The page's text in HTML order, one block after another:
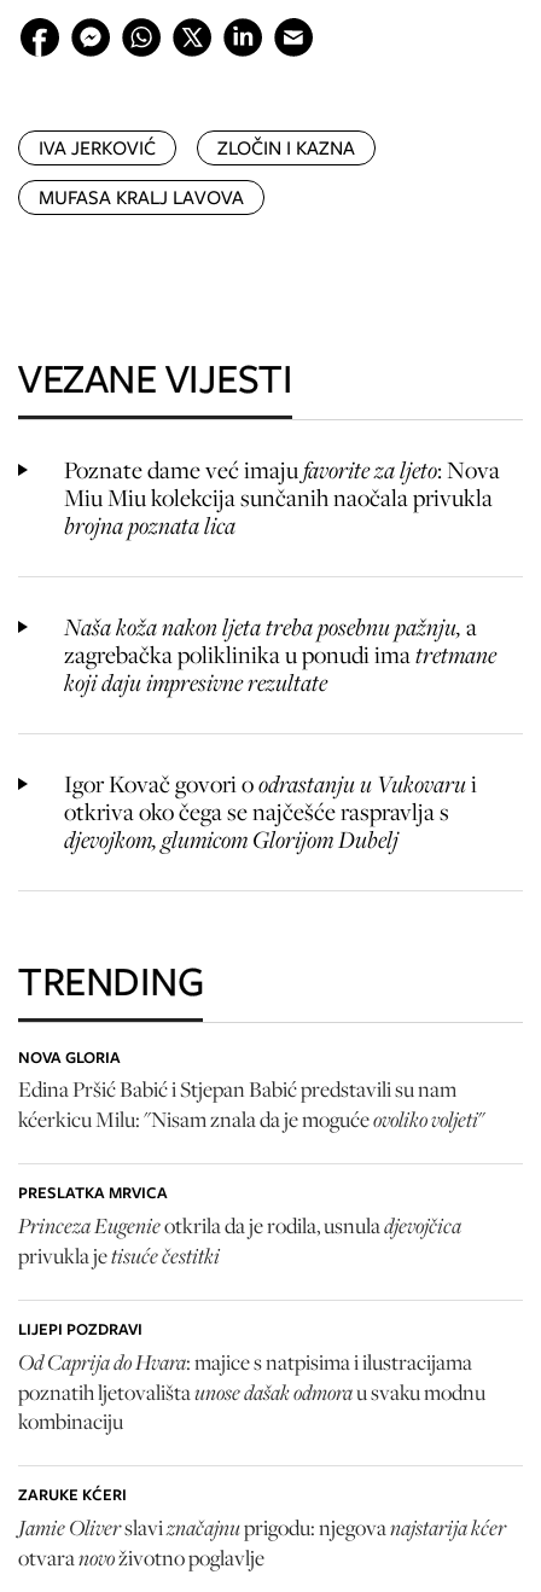
IVA JERKOVIĆ
ZLOČIN I KAZNA
MUFASA KRALJ LAVOVA
VEZANE VIJESTI
Poznate dame već imajufavorite za ljeto: Nova
Miu Miu kolekcija sunčanih naočala privukla
brojna poznata lica
Naša koža nakon ljeta treba posebnu pažnju,a
zagrebačka poliklinika u ponudi imatretmane
koji daju impresivne rezultate
Igor Kovač govori oodrastanju u Vukovarui
otkriva oko čega se najčešće raspravlja s
djevojkom, glumicom Glorijom Dubelj
TRENDING
NOVA GLORIA
Edina Pršić Babić i Stjepan Babić predstavili su nam
kćerkicu Milu: "Nisam znala da je mogućeovoliko voljeti"
PRESLATKA MRVICA
Princeza Eugenieotkrila da je rodila, usnuladjevojčica
privukla jetisuće čestitki
LIJEPI POZDRAVI
Od Caprija do Hvara: majice s natpisima i ilustracijama
poznatih ljetovalištaunose dašak odmorau svaku modnu
kombinaciju
ZARUKE KĆERI
Jamie Oliverslaviznačajnuprigodu: njegovanajstarija kćer
otvaranovoživotno poglavlje